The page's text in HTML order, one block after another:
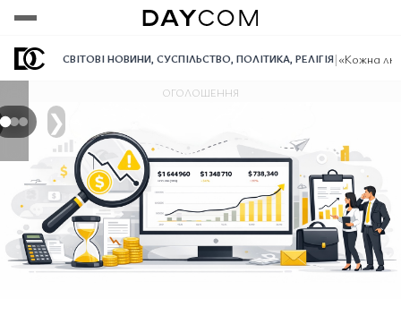
СВІТОВІ НОВИНИ, СУСПІЛЬСТВО, ПОЛІТИКА, РЕЛІГІЯ|«Кожна
❯
ОГОЛОШЕННЯ